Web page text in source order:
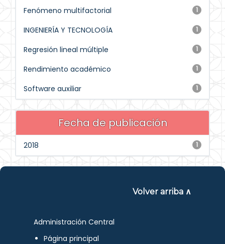
1
Fenómeno multifactorial
1
INGENIERÍA Y TECNOLOGÍA
1
Regresión lineal múltiple
1
Rendimiento académico
1
Software auxiliar
Fecha de publicación
1
2018
Volver arriba ∧
Administración Central
Página principal